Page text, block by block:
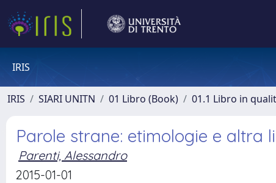
IRIS
IRIS SIARI UNITN 01 Libro (Book) 01.1 Libro in
Parole strane: etimologie e altra
Parenti, Alessandro
2015-01-01